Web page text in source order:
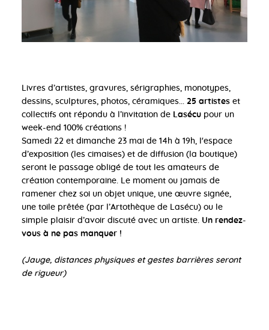
Livres d’artistes, gravures, sérigraphies, monotypes,
dessins, sculptures, photos, céramiques... 25 artistes et
collectifs ont répondu à l’invitation de Lasécupour un
week-end 100% créations !
Samedi 22 et dimanche 23 mai de 14h à 19h, l'espace
d’exposition (les cimaises) et de diffusion (la boutique)
seront le passage obligé de tout les amateurs de
création contemporaine. Le moment ou jamais de
ramener chez soi un objet unique, une œuvre signée,
une toile prêtée (par l’Artothèque de Lasécu) ou le
simple plaisir d’avoir discuté avec un artiste. Un rendez-
vous à ne pas manquer !
(Jauge, distances physiques et gestes barrières seront
de rigueur)